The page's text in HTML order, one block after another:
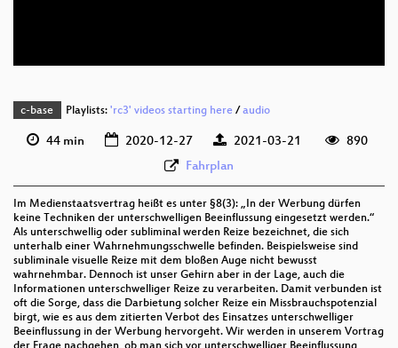
c-base Playlists: 'rc3' videos starting here/ audio
44 min 2020-12-27 2021-03-21
890
Fahrplan
Im Medienstaatsvertrag heißt es unter §8(3): „In der Werbung dürfen
keine Techniken der unterschwelligen Beeinflussung eingesetzt werden.“
Als unterschwellig oder subliminal werden Reize bezeichnet, die sich
unterhalb einer Wahrnehmungsschwelle befinden. Beispielsweise sind
subliminale visuelle Reize mit dem bloßen Auge nicht bewusst
wahrnehmbar. Dennoch ist unser Gehirn aber in der Lage, auch die
Informationen unterschwelliger Reize zu verarbeiten. Damit verbunden ist
oft die Sorge, dass die Darbietung solcher Reize ein Missbrauchspotenzial
birgt, wie es aus dem zitierten Verbot des Einsatzes unterschwelliger
Beeinflussung in der Werbung hervorgeht. Wir werden in unserem Vortrag